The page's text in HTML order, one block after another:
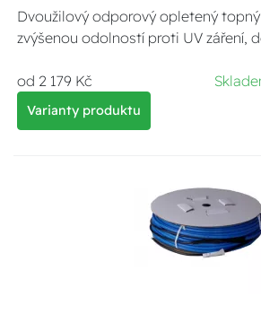
Dvoužilový odporový opletený
zvýšenou odolností proti UV záření,
od 2 179 Kč
Varianty produktu